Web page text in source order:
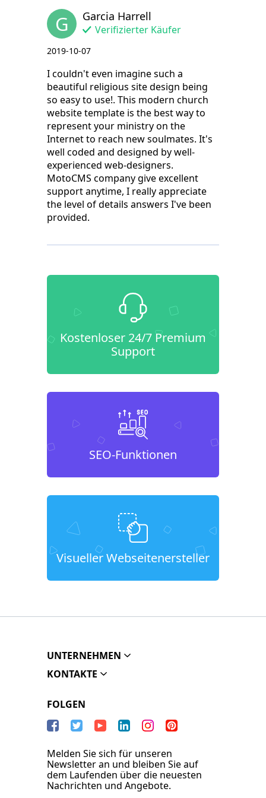
G Garcia Harrell
Verifizierter Käufer
2019-10-07
I couldn't even imagine such a
beautiful religious site design being
so easy to use!. This modern church
website template is the best way to
represent your ministry on the
Internet to reach new soulmates. It's
well coded and designed by well-
experienced web-designers.
MotoCMS company give excellent
support anytime, I really appreciate
the level of details answers I've been
provided.
Kostenloser 24/7 Premium
Support
SEO-Funktionen
Visueller Webseitenersteller
UNTERNEHMEN
KONTAKTE
FOLGEN
Melden Sie sich für unseren
Newsletter an und bleiben Sie auf
dem Laufenden über die neuesten
Nachrichten und Angebote.